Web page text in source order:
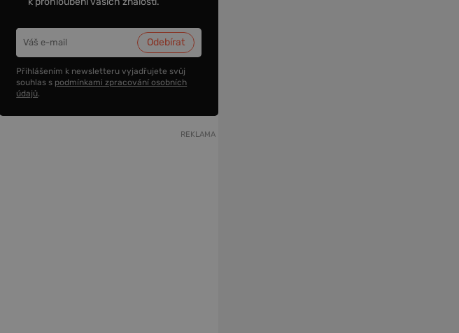
Přihlášením k newsletteru vyjadřujete svůj
souhlas s podmínkami zpracování osobních
údajů.
REKLAMA